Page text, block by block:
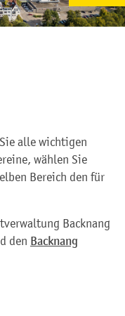
alle wichtigen
wählen Sie
Bereich den für
Backnang
den Backnang